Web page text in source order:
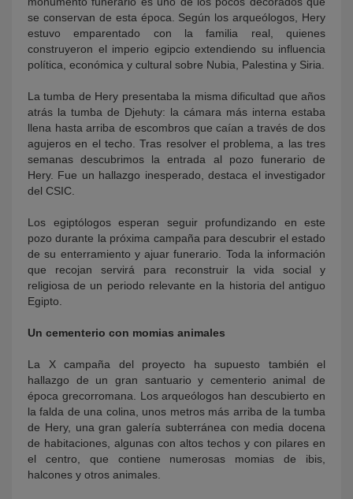
se conservan de esta época. Según los arqueólogos, Hery
estuvo emparentado con la familia real, quienes
construyeron el imperio egipcio extendiendo su influencia
política, económica y cultural sobre Nubia, Palestina y Siria.
La tumba de Hery presentaba la misma dificultad que años
atrás la tumba de Djehuty: la cámara más interna estaba
llena hasta arriba de escombros que caían a través de dos
agujeros en el techo. Tras resolver el problema, a las tres
semanas descubrimos la entrada al pozo funerario de
Hery. Fue un hallazgo inesperado, destaca el investigador
del CSIC.
Los egiptólogos esperan seguir profundizando en este
pozo durante la próxima campaña para descubrir el estado
de su enterramiento y ajuar funerario. Toda la información
que recojan servirá para reconstruir la vida social y
religiosa de un periodo relevante en la historia del antiguo
Egipto.
Un cementerio con momias animales
La X campaña del proyecto ha supuesto también el
hallazgo de un gran santuario y cementerio animal de
época grecorromana. Los arqueólogos han descubierto en
la falda de una colina, unos metros más arriba de la tumba
de Hery, una gran galería subterránea con media docena
de habitaciones, algunas con altos techos y con pilares en
el centro, que contiene numerosas momias de ibis,
halcones y otros animales.